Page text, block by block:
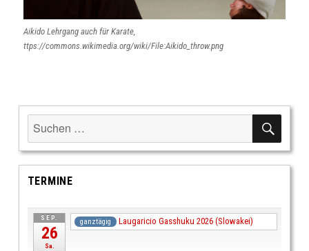
Aikido Lehrgang auch für Karate,
ttps://commons.wikimedia.org/wiki/File:Aikido_throw.png
Suche
nach:
TERMINE
SEP.
26
Sa.
ganztägig Laugaricio Gasshuku 2026 (Slowakei)